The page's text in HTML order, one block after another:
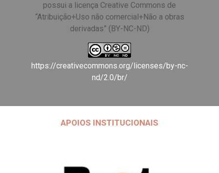
possui a licença Creative Commons de
“Atribuição+Uso não comercial+Não a obras
derivadas” (BY-NC-ND)
https://creativecommons.org/licenses/by-nc-
nd/2.0/br/
APOIOS INSTITUCIONAIS